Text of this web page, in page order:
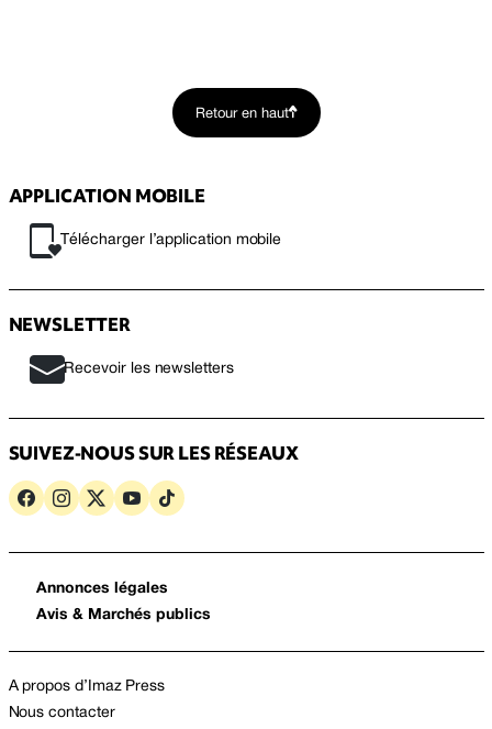
Retour en haut
APPLICATION MOBILE
Télécharger l’application mobile
NEWSLETTER
Recevoir les newsletters
SUIVEZ-NOUS SUR LES RÉSEAUX
Annonces légales
Avis & Marchés publics
A propos d’Imaz Press
Nous contacter